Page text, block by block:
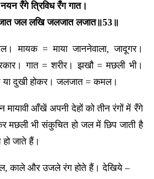
रँगे त्रिविध रँग गात।
जात जल लखि जलजात लजात॥53॥
मायक = माया जाननेवाला, जादूगर।
गात = शरीर। झखौ = मछली भी।
या दुखी होकर। जलजात = कमल।
मायावी आँखें अपनी देहों को तीन रंगों में रँगे
मछली भी संकुचित हो जल में छिप जाती है
जाते हैं।
काले और उजले रंग होते हैं। देखिये –